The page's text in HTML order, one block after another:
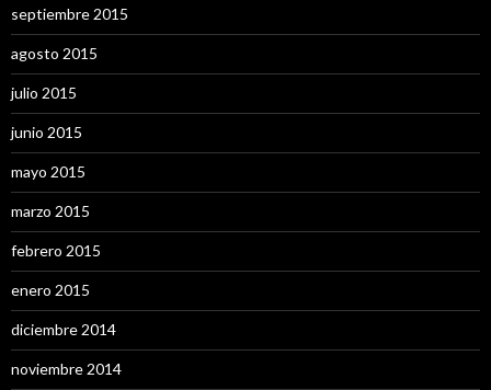
septiembre 2015
agosto 2015
julio 2015
junio 2015
mayo 2015
marzo 2015
febrero 2015
enero 2015
diciembre 2014
noviembre 2014